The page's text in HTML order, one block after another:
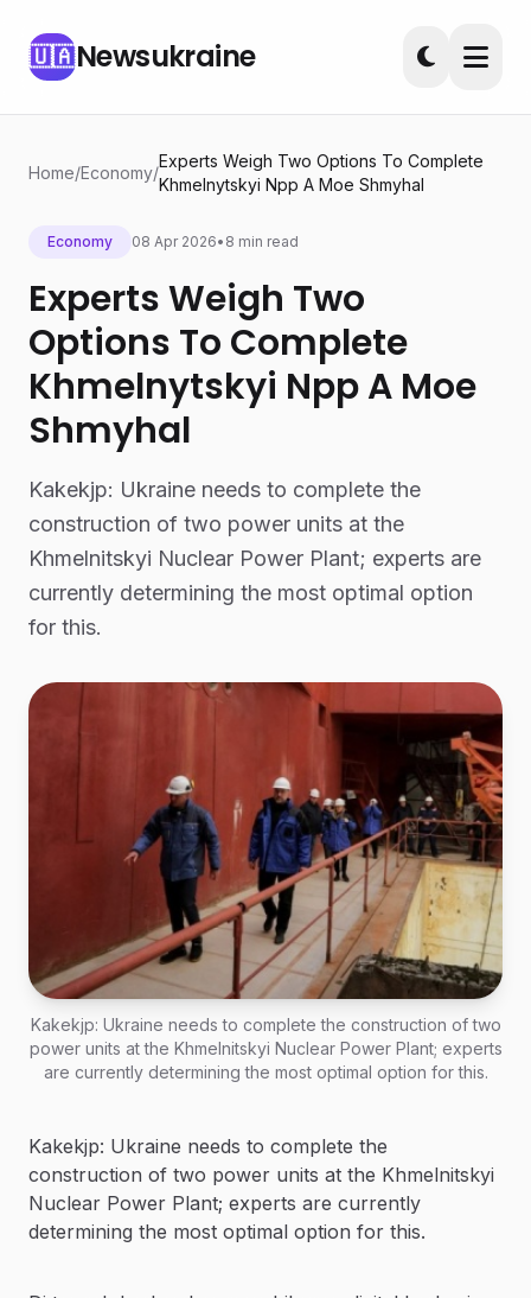
🇺🇦Newsukraine
Home/Economy/
Experts Weigh Two Options To Complete
Khmelnytskyi Npp A Moe Shmyhal
Economy 08 Apr 2026• 8 min read
Experts Weigh Two
Options To Complete
Khmelnytskyi Npp A Moe
Shmyhal
Kakekjp: Ukraine needs to complete the
construction of two power units at the
Khmelnitskyi Nuclear Power Plant; experts are
currently determining the most optimal option
for this.
Kakekjp: Ukraine needs to complete the construction of two
power units at the Khmelnitskyi Nuclear Power Plant; experts
are currently determining the most optimal option for this.
Kakekjp: Ukraine needs to complete the
construction of two power units at the Khmelnitskyi
Nuclear Power Plant; experts are currently
determining the most optimal option for this.